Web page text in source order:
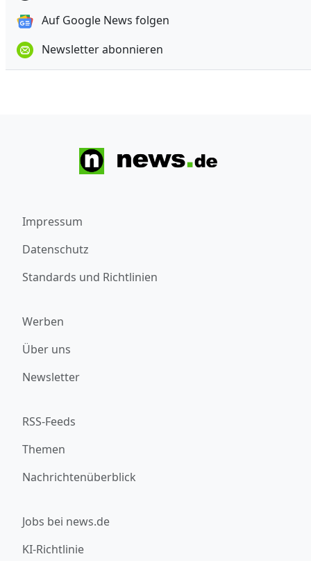
Auf Google News folgen
Newsletter abonnieren
Impressum
Datenschutz
Standards und Richtlinien
Werben
Über uns
Newsletter
RSS-Feeds
Themen
Nachrichtenüberblick
Jobs bei news.de
KI-Richtlinie